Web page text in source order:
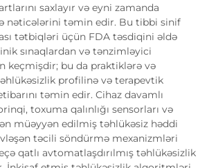
saxlayır və eyni zamanda
nəticələrini təmin edir. Bu tibbi sinif
tətbiqləri üçün FDA təsdiqini əldə
sınaqlardan və tənzimləyici
keçmişdir; bu da praktiklərə və
profilinə və terapevtik
təmin edir. Cihaz davamlı
toxuma qalınlığı sensorları və
müəyyən edilmiş təhlükəsiz həddi
təcili söndürmə mexanizmləri
qatlı avtomatlaşdırılmış təhlükəsizlik